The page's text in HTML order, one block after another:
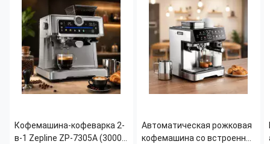
Кофемашина-кофеварка 2-
в-1 Zepline ZP-7305A (3000
Автоматическая рожковая
кофемашина со встроенной